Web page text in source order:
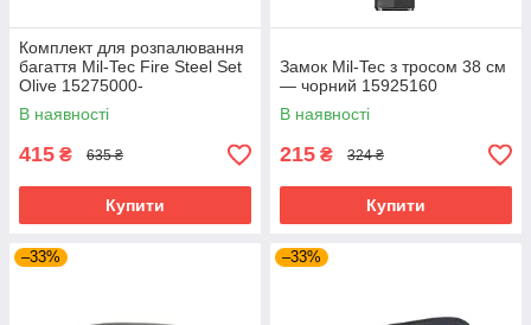
Комплект для розпалювання
багаття Mil-Tec Fire Steel Set
Olive 15275000-
В наявності
415 ₴ 635 ₴
Купити
Замок Mil-Tec з тросом 38 см
— чорний 15925160
В наявності
215 ₴ 324 ₴
Купити
–33% –33%